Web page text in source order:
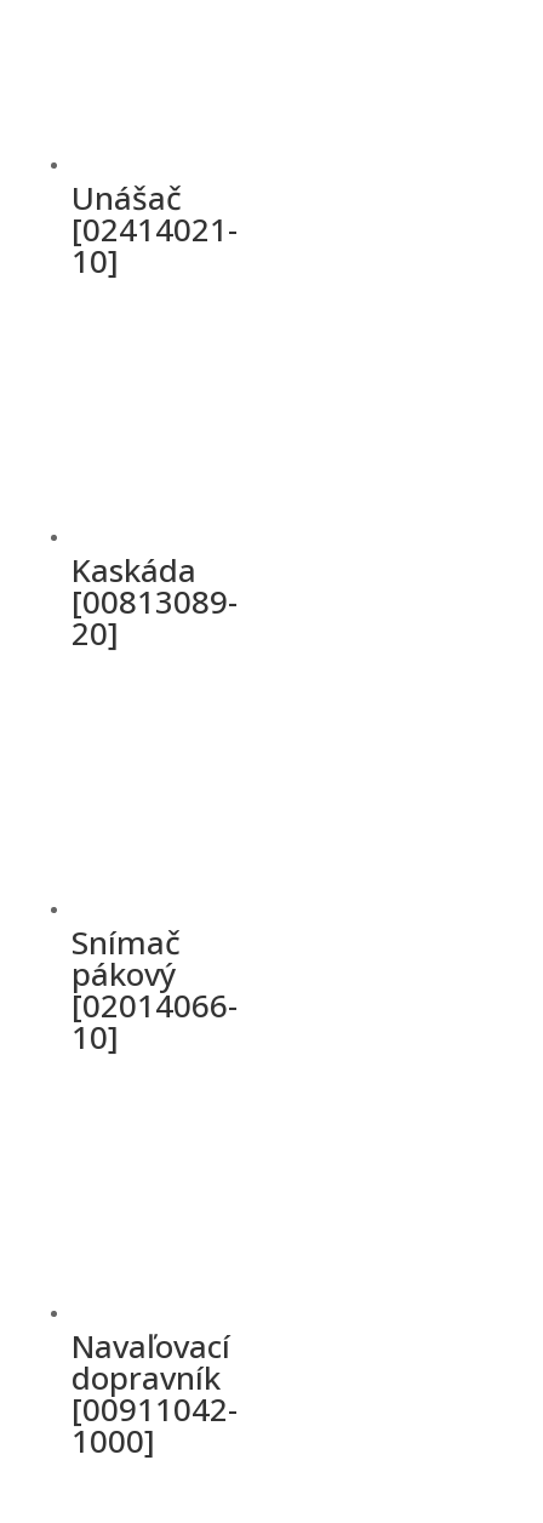
Unášač
[02414021-
10]
Kaskáda
[00813089-
20]
Snímač
pákový
[02014066-
10]
Navaľovací
dopravník
[00911042-
1000]